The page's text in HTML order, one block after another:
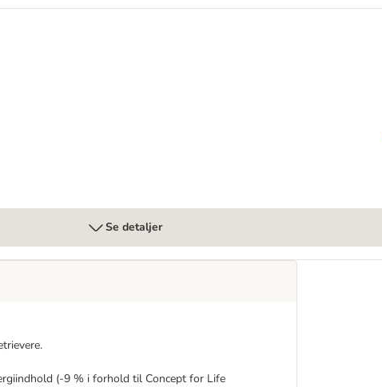
Se detaljer
(-9 % i forhold til Concept for Life